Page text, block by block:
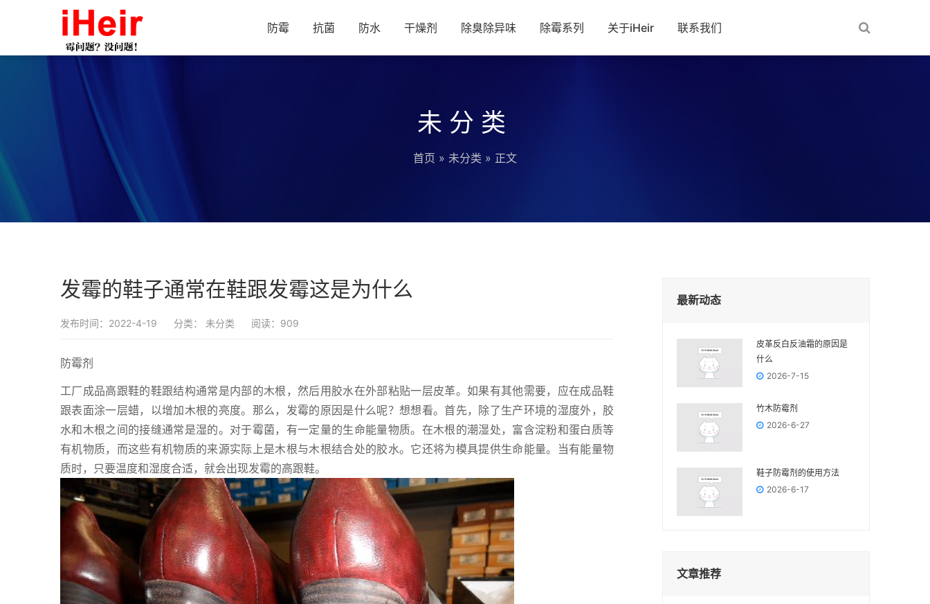
防霉 抗菌 防水 干燥剂 除臭除异味 除霉系列 关于iHeir 联系我们
未分类
首页 » 未分类 » 正文
发霉的鞋子通常在鞋跟发霉这是为什么
发布时间：2022-4-19 分类： 未分类 阅读：909
防霉剂
工厂成品高跟鞋的鞋跟结构通常是内部的木根，然后用胶水在外部粘贴一层皮革。如果有其他需要，应在成品鞋
跟表面涂一层蜡，以增加木根的亮度。那么，发霉的原因是什么呢？想想看。首先，除了生产环境的湿度外，胶
水和木根之间的接缝通常是湿的。对于霉菌，有一定量的生命能量物质。在木根的潮湿处，富含淀粉和蛋白质等
有机物质，而这些有机物质的来源实际上是木根与木根结合处的胶水。它还将为模具提供生命能量。当有能量物
质时，只要温度和湿度合适，就会出现发霉的高跟鞋。
最新动态
皮革反白反油霜的原因是
什么
2026-7-15
竹木防霉剂
2026-6-27
鞋子防霉剂的使用方法
2026-6-17
文章推荐